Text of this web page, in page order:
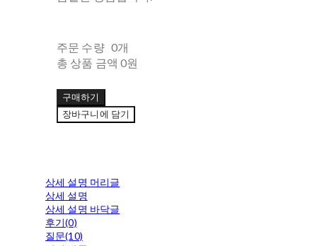
주문 수량 0개
총 상품 금액 0원
구매하기
장바구니에 담기
상세 설명 머리글
상세 설명
상세 설명 바닥글
후기(0)
질문(10)